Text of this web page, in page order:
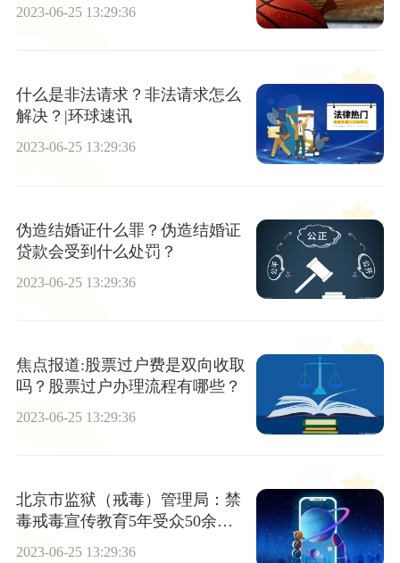
2023-06-25 13:29:36
什么是非法请求？非法请求怎么
解决？|环球速讯
2023-06-25 13:29:36
伪造结婚证什么罪？伪造结婚证
贷款会受到什么处罚？
2023-06-25 13:29:36
焦点报道:股票过户费是双向收取
吗？股票过户办理流程有哪些？
2023-06-25 13:29:36
北京市监狱（戒毒）管理局：禁
毒戒毒宣传教育5年受众50余万
人，京籍解除人员操守率持续升
2023-06-25 13:29:36